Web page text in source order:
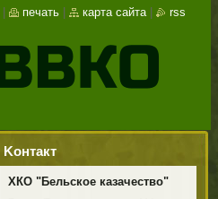
Koнтакт
ХКО "Бельское казачество"
печать карта сайта rss